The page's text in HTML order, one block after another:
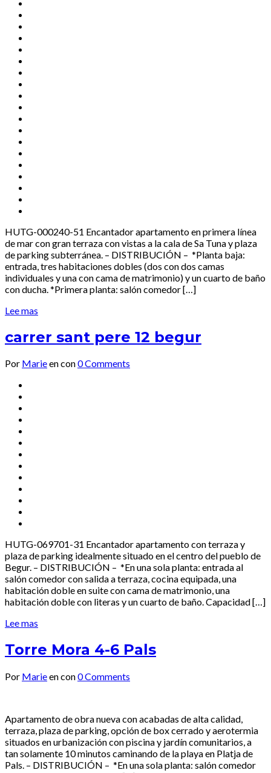
HUTG-000240-51 Encantador apartamento en primera línea
de mar con gran terraza con vistas a la cala de Sa Tuna y plaza
de parking subterránea. – DISTRIBUCIÓN – *Planta baja:
entrada, tres habitaciones dobles (dos con dos camas
individuales y una con cama de matrimonio) y un cuarto de baño
con ducha. *Primera planta: salón comedor […]
Lee mas
carrer sant pere 12 begur
Por Marieencon0 Comments
HUTG-069701-31 Encantador apartamento con terraza y
plaza de parking idealmente situado en el centro del pueblo de
Begur. – DISTRIBUCIÓN – *En una sola planta: entrada al
salón comedor con salida a terraza, cocina equipada, una
habitación doble en suite con cama de matrimonio, una
habitación doble con literas y un cuarto de baño. Capacidad […]
Lee mas
Torre Mora 4-6 Pals
Por Marieencon0 Comments
Apartamento de obra nueva con acabadas de alta calidad,
terraza, plaza de parking, opción de box cerrado y aerotermia
situados en urbanización con piscina y jardín comunitarios, a
tan solamente 10 minutos caminando de la playa en Platja de
Pals. – DISTRIBUCIÓN – *En una sola planta: salón comedor